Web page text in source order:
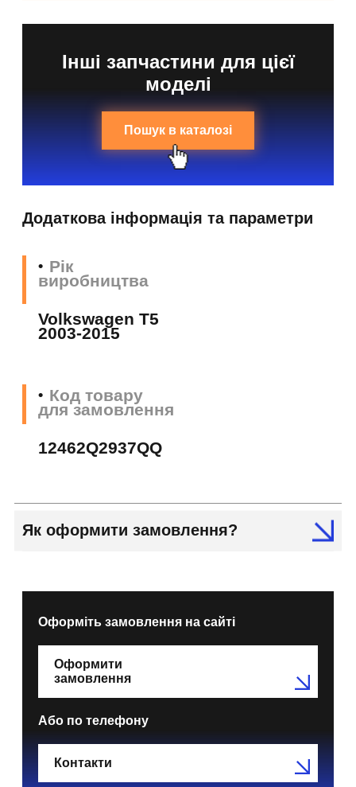
Інші запчастини для цієї
моделі
Пошук в каталозі
Додаткова інформація та параметри
Рік
виробництва
Volkswagen T5
2003-2015
Код товару
для замовлення
12462Q2937QQ
Як оформити замовлення?
Оформіть замовлення на сайті
Оформити
замовлення
Або по телефону
Контакти